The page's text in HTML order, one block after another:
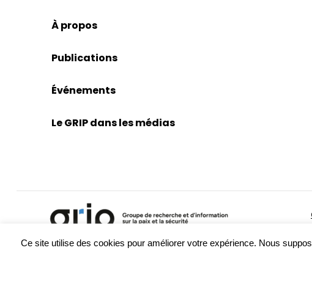
À propos
Publications
Événements
Le GRIP dans les médias
Ce site utilise des cookies pour améliorer votre expérience. Nous